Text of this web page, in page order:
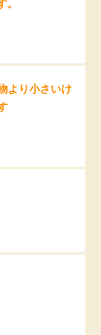
より小さいけ